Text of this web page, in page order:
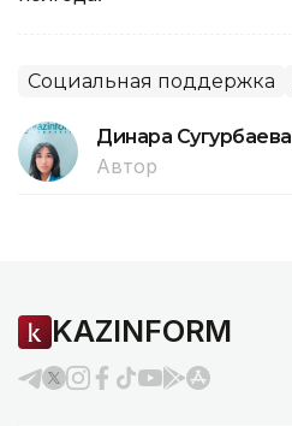
Социальная поддержка
Динара Сугурбаева
Автор
KAZINFORM